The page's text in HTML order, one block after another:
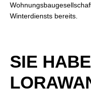
Winterdiensts bereits.
SIE